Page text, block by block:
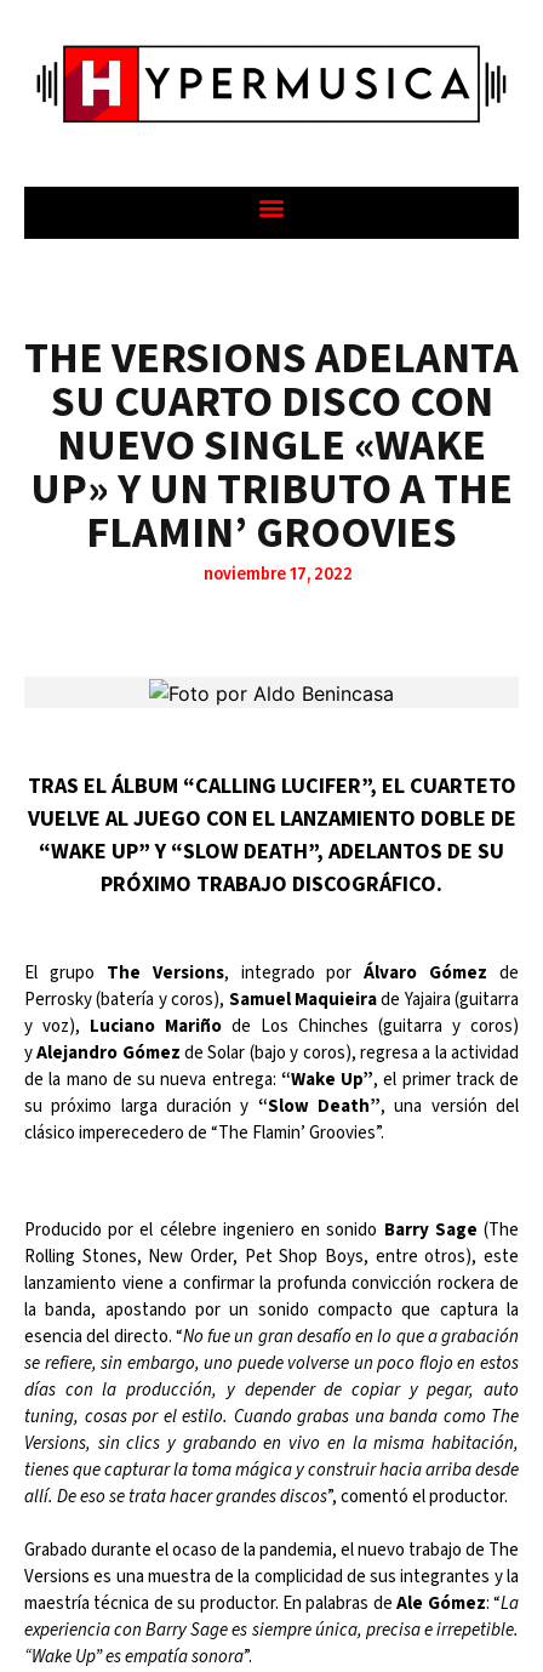
THE VERSIONS ADELANTA
SU CUARTO DISCO CON
NUEVO SINGLE «WAKE
UP» Y UN TRIBUTO A THE
FLAMIN’ GROOVIES
noviembre 17, 2022
TRAS EL ÁLBUM “CALLING LUCIFER”, EL CUARTETO
VUELVE AL JUEGO CON EL LANZAMIENTO DOBLE DE
“WAKE UP” Y “SLOW DEATH”, ADELANTOS DE SU
PRÓXIMO TRABAJO DISCOGRÁFICO.
El grupo The Versions, integrado porÁlvaro Gómez de
Perrosky (batería y coros), Samuel Maquieirade Yajaira (guitarra
y voz), Luciano Mariño de Los Chinches (guitarra y coros)
yAlejandro Gómezde Solar (bajo y coros), regresa a la actividad
de la mano de su nueva entrega: “Wake Up”, el primer track de
su próximo larga duración y “Slow Death”, una versión del
clásico imperecedero de “The Flamin’ Groovies”.
Producido por el célebre ingeniero en sonido Barry Sage (The
Rolling Stones, New Order, Pet Shop Boys, entre otros), este
lanzamiento viene a confirmar la profunda convicción rockera de
la banda, apostando por un sonido compacto que captura la
esencia del directo. “No fue un gran desafío en lo que a grabación
se refiere, sin embargo, uno puede volverse un poco flojo en estos
días con la producción, y depender de copiar y pegar, auto
tuning, cosas por el estilo. Cuando grabas una banda como The
Versions, sin clics y grabando en vivo en la misma habitación,
tienes que capturar la toma mágica y construir hacia arriba desde
allí. De eso se trata hacer grandes discos”, comentó el productor.
Grabado durante el ocaso de la pandemia, el nuevo trabajo de The
Versions es una muestra de la complicidad de sus integrantes y la
maestría técnica de su productor. En palabras deAle Gómez: “La
experiencia con Barry Sage es siempre única, precisa e irrepetible.
“Wake Up” es empatía sonora”.